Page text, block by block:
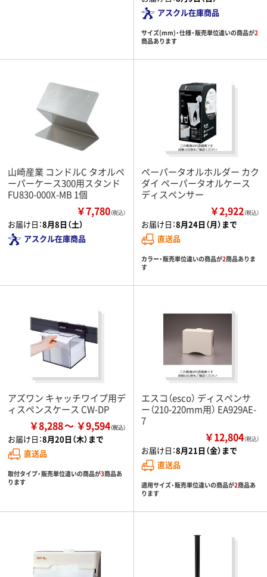
アスクル在庫商品
サイズ(mm)・仕様・販売単位違いの商品が2
商品あります
山崎産業 コンドルC タオルペ
ーパーケース300用スタンド
FU830-000X-MB 1個
￥7,780（税込）
お届け日：8月8日（土）
アスクル在庫商品
ペーパータオルホルダー カク
ダイ ペーパータオルケース
ディスペンサー
￥2,922（税込）
お届け日：8月24日（月）まで
直送品
カラー・販売単位違いの商品が2商品ありま
す
アズワン キャッチワイプ用デ
ィスペンスケース CW-DP
￥8,288 ￥9,594
お届け日：8月20日（木）まで
直送品
取付タイプ・販売単位違いの商品が3商品あ
ります
エスコ（esco） ディスペンサ
ー（210-220mm用） EA929AE-
7
￥12,804（税込）
お届け日：8月21日（金）まで
直送品
適用サイズ・販売単位違いの商品が2商品あ
ります